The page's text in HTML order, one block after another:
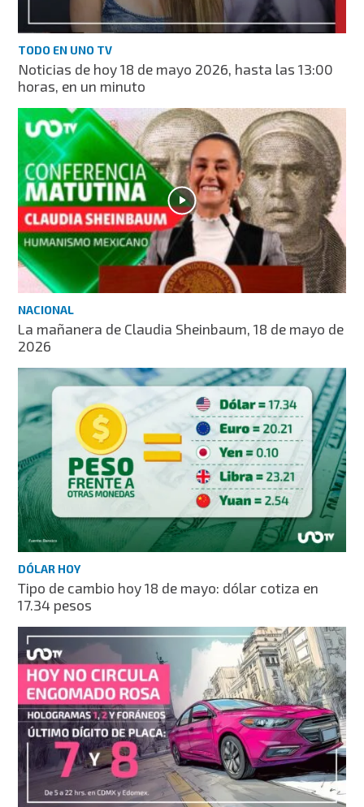
TODO EN UNO TV
Noticias de hoy 18 de mayo 2026, hasta las 13:00
horas, en un minuto
NACIONAL
La mañanera de Claudia Sheinbaum, 18 de mayo de
2026
DÓLAR HOY
Tipo de cambio hoy 18 de mayo: dólar cotiza en
17.34 pesos